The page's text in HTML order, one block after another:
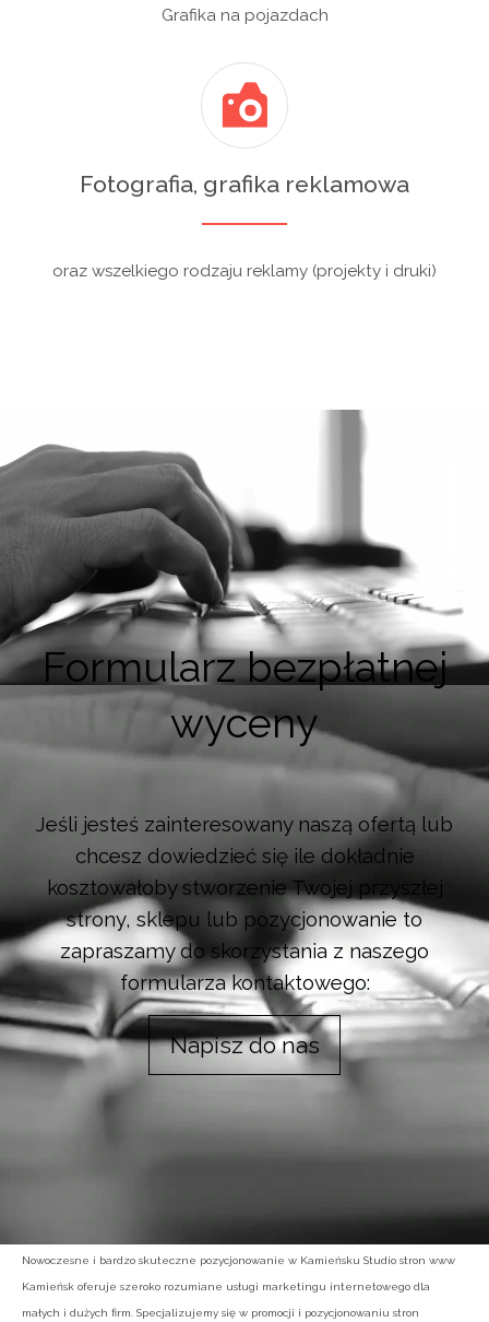
Grafika na pojazdach
Fotografia, grafika reklamowa
oraz wszelkiego rodzaju reklamy (projekty i druki)
Formularz bezpłatnej
wyceny
Jeśli jesteś zainteresowany naszą ofertą lub
chcesz dowiedzieć się ile dokładnie
kosztowałoby stworzenie Twojej przyszłej
strony, sklepu lub pozycjonowanie to
zapraszamy do skorzystania z naszego
formularza kontaktowego:
Napisz do nas
Nowoczesne i bardzo skuteczne pozycjonowanie w Kamieńsku Studio stron www
Kamieńsk oferuje szeroko rozumiane usługi marketingu internetowego dla
małych i dużych firm. Specjalizujemy się w promocji i pozycjonowaniu stron